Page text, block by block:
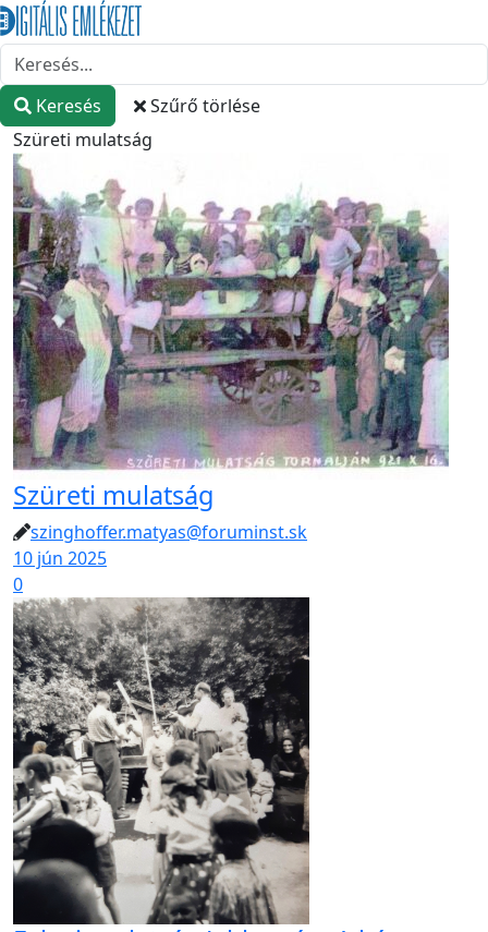
Keresés
Szűrő törlése
Szüreti mulatság
Szüreti mulatság
szinghoffer.matyas@foruminst.sk
10 jún 2025
0